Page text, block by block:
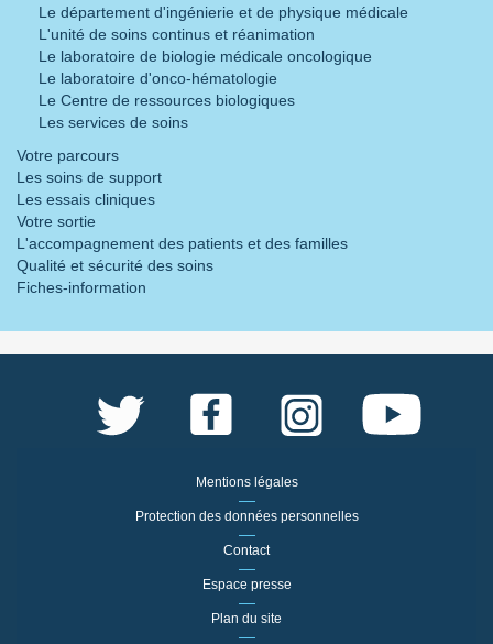
Le département d'ingénierie et de physique médicale
L'unité de soins continus et réanimation
Le laboratoire de biologie médicale oncologique
Le laboratoire d'onco-hématologie
Le Centre de ressources biologiques
Les services de soins
Votre parcours
Les soins de support
Les essais cliniques
Votre sortie
L'accompagnement des patients et des familles
Qualité et sécurité des soins
Fiches-information
Mentions légales
Protection des données personnelles
Contact
Espace presse
Plan du site